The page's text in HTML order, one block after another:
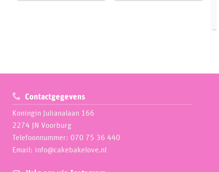
Contactgegevens
Koningin Julianalaan 166
2274 JN Voorburg
Telefoonnummer: 070 75 36 440
Email: info@cakebakelove.nl